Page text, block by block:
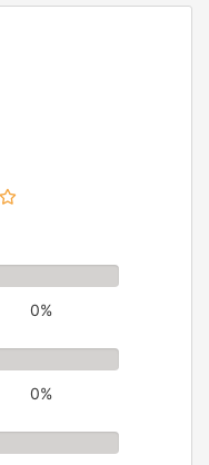
0%
0%